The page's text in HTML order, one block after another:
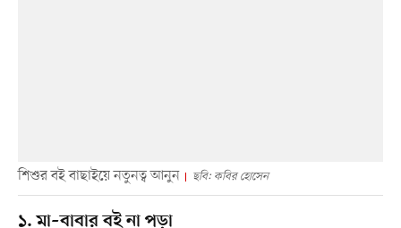
শিশুর বই বাছাইয়ে নতুনত্ব আনুন ছবি: কবির হোসেন
১. মা–বাবার বই না পড়া